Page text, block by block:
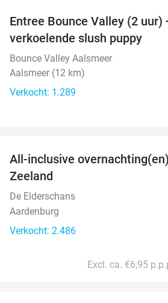
Entree Bounce Valley (2 uur)
verkoelende slush puppy
Bounce Valley Aalsmeer
Aalsmeer (12 km)
Verkocht: 1.289
All-inclusive
Zeeland
De Elderschans
Aardenburg
Verkocht: 2.486
Excl. ca. €6,95